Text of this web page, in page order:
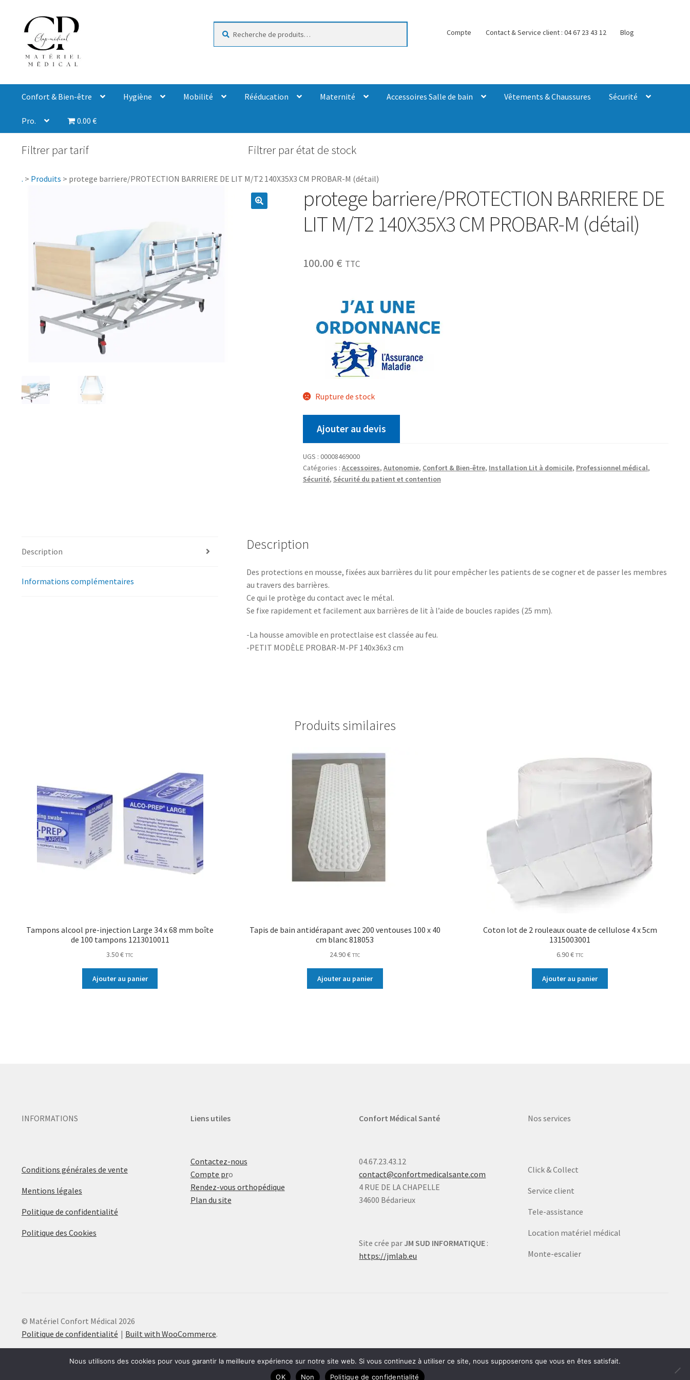
Compte Contact & Service client : 04 67 23 43 12 Blog
Confort & Bien-être Hygiène Mobilité Rééducation Maternité Accessoires Salle de bain Vêtements & Chaussures Sécurité
Pro. 0.00 €
Filtrer par tarif Filtrer par état de stock
. > Produits > protege barriere/PROTECTION BARRIERE DE LIT M/T2 140X35X3 CM PROBAR-M (détail)
protege barriere/PROTECTION BARRIERE DE
LIT M/T2 140X35X3 CM PROBAR-M (détail)
100.00 € TTC
Rupture de stock
Ajouter au devis
UGS : 00008469000
Catégories : Accessoires, Autonomie, Confort & Bien-être, Installation Lit à domicile, Professionnel médical,
Sécurité, Sécurité du patient et contention
Description
Informations complémentaires
Description
Des protections en mousse, fixées aux barrières du lit pour empêcher les patients de se cogner et de passer les membres
au travers des barrières.
Ce qui le protège du contact avec le métal.
Se fixe rapidement et facilement aux barrières de lit à l’aide de boucles rapides (25 mm).
-La housse amovible en protectlaise est classée au feu.
-PETIT MODÈLE PROBAR-M-PF 140x36x3 cm
Produits similaires
Tampons alcool pre-injection Large 34 x 68 mm boîte
de 100 tampons 1213010011
3.50€ TTC
Ajouter au panier
Tapis de bain antidérapant avec 200 ventouses 100 x 40
cm blanc 818053
24.90€ TTC
Ajouter au panier
Coton lot de 2 rouleaux ouate de cellulose 4 x 5cm
1315003001
6.90€ TTC
Ajouter au panier
INFORMATIONS
Conditions générales de vente
Mentions légales
Politique de confidentialité
Politique des Cookies
Liens utiles
Contactez-nous
Compte pro
Rendez-vous orthopédique
Plan du site
Confort Médical Santé
04.67.23.43.12
contact@confortmedicalsante.com
4 RUE DE LA CHAPELLE
34600 Bédarieux
Site crée par JM SUD INFORMATIQUE :
https://jmlab.eu
Nos services
Click & Collect
Service client
Tele-assistance
Location matériel médical
Monte-escalier
© Matériel Confort Médical 2026
Politique de confidentialité
Built with WooCommerce.
Nous utilisons des cookies pour vous garantir la meilleure expérience sur notre site web. Si vous continuez à utiliser ce site, nous supposerons que vous en êtes satisfait.
OK
Non Politique de confidentialité